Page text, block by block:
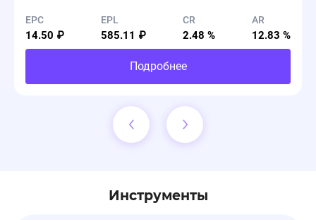
EPC
14.50 ₽
EPL
585.11 ₽
CR
2.48 %
AR
12.83 %
Подробнее
Инструменты